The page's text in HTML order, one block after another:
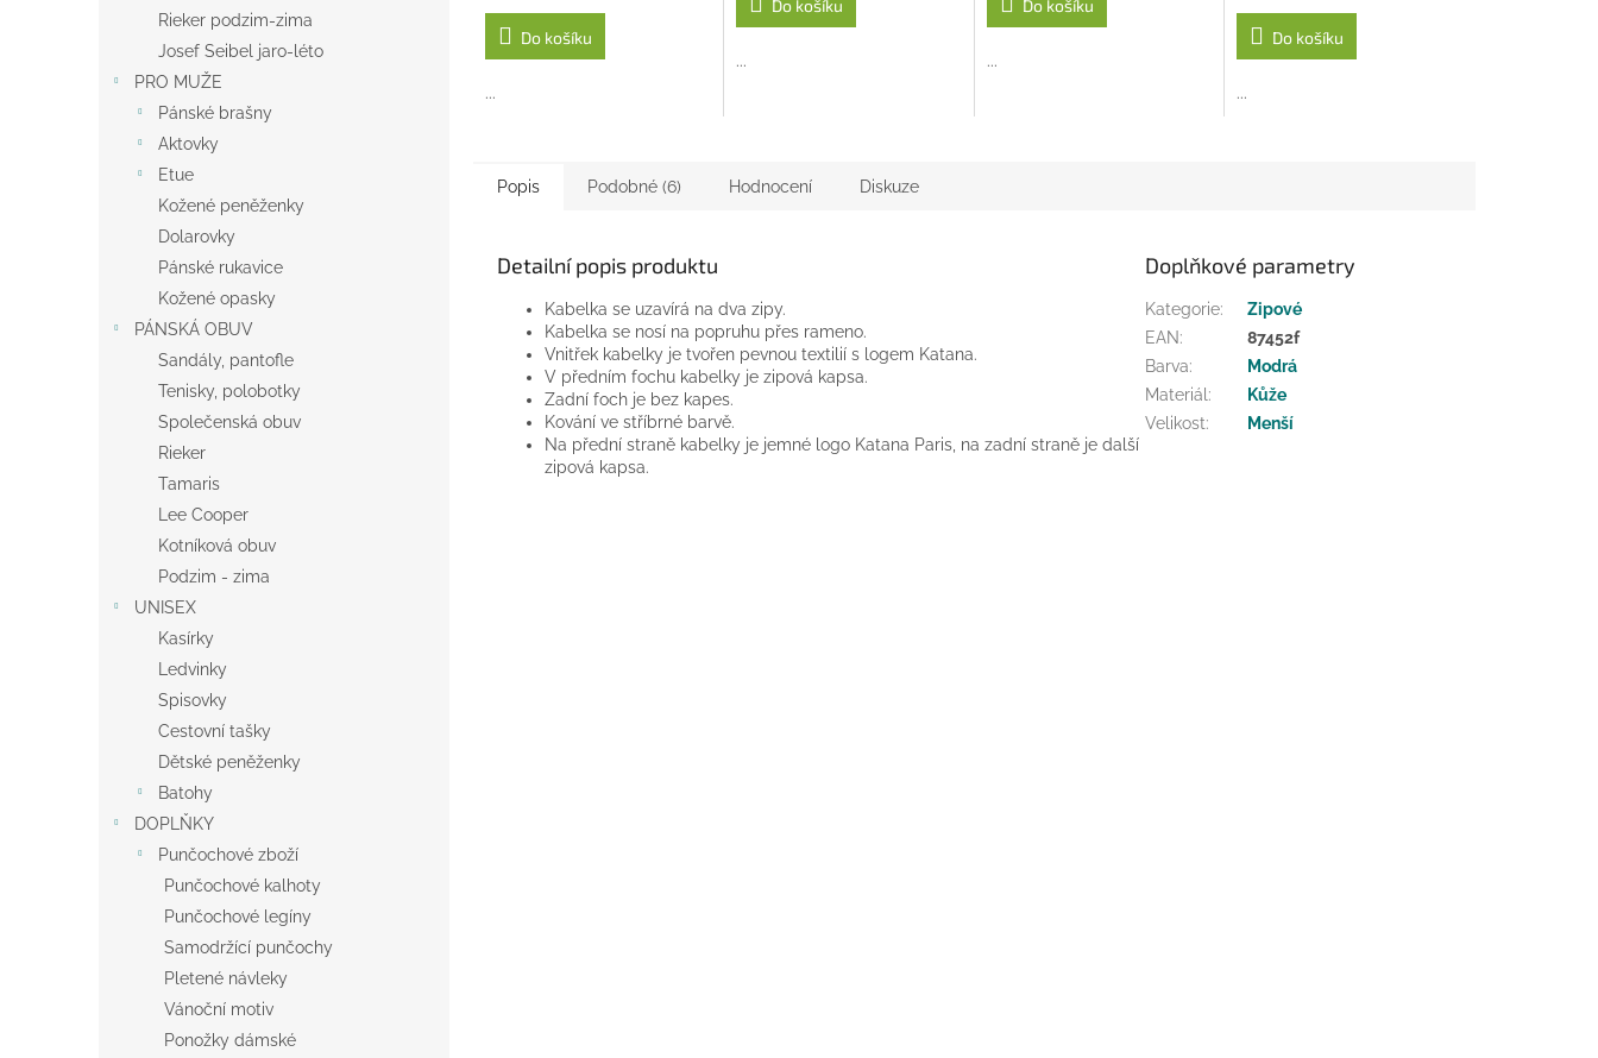
Rieker podzim-zima
Josef Seibel jaro-léto
PRO MUŽE
Pánské brašny
Aktovky
Etue
Kožené peněženky
Dolarovky
Pánské rukavice
Kožené opasky
PÁNSKÁ OBUV
Sandály, pantofle
Tenisky, polobotky
Společenská obuv
Rieker
Tamaris
Lee Cooper
Kotníková obuv
Podzim - zima
UNISEX
Kasírky
Ledvinky
Spisovky
Cestovní tašky
Dětské peněženky
Batohy
DOPLŇKY
Punčochové zboží
Punčochové kalhoty
Punčochové legíny
Samodržící punčochy
Pletené návleky
Vánoční motiv
Ponožky dámské
cena:
Do košíku
...
Do košíku
...
Do košíku
...
cena:
Do košíku
...
Popis Podobné (6) Hodnocení Diskuze
Detailní popis produktu
Kabelka se uzavírá na dva zipy.
Kabelka se nosí na popruhu přes rameno.
Vnitřek kabelky je tvořen pevnou textilií s logem Katana.
V předním fochu kabelky je zipová kapsa.
Zadní foch je bez kapes.
Kování ve stříbrné barvě.
Na přední straně kabelky je jemné logo Katana Paris, na zadní straně je další
zipová kapsa.
Doplňkové parametry
Kategorie:
Zipové
EAN:
87452f
Barva:
Modrá
Materiál :
Kůže
Velikost: Menší